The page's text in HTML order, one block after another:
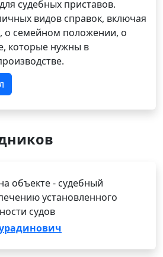
судебных приставов.
видов справок, включая
о семейном положении, о
которые нужны в
объекте - судебный
установленного
судов